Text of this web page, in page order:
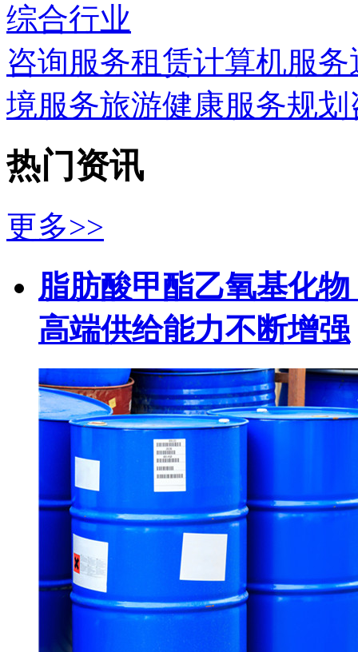
综合行业
咨询服务租赁计算机服务
境服务旅游健康服务规划
热门资讯
更多>>
脂肪酸甲酯乙氧基化
高端供给能力不断增强